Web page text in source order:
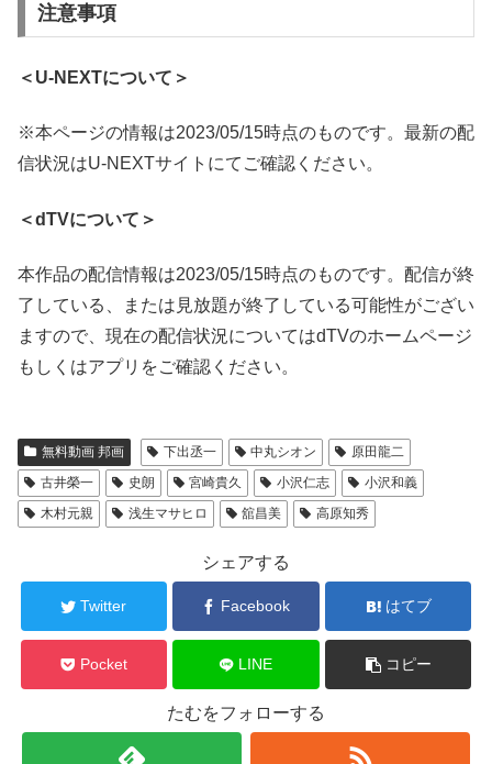
注意事項
＜U-NEXTについて＞
※本ページの情報は2023/05/15時点のものです。最新の配
信状況はU-NEXTサイトにてご確認ください。
＜dTVについて＞
本作品の配信情報は2023/05/15時点のものです。配信が終
了している、または見放題が終了している可能性がござい
ますので、現在の配信状況についてはdTVのホームページ
もしくはアプリをご確認ください。
無料動画 邦画 下出丞一 中丸シオン
原田龍二
古井榮一
史朗 宮崎貴久 小沢仁志
小沢和義
木村元親
浅生マサヒロ 舘昌美 高原知秀
シェアする
Twitter Facebook はてブ
Pocket LINE コピー
たむをフォローする